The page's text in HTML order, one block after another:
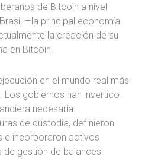
de Bitcoin a nivel
—la principal economía
la creación de su
en Bitcoin.
en el mundo real más
gobiernos han invertido
necesaria:
de custodia, definieron
e incorporaron activos
gestión de balances